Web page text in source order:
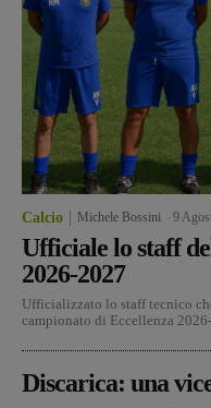
Calcio Michele Bossini 9
Ufficiale lo staff
2026-2027
Ufficializzato lo staff tecnico
campionato di Eccellenza
Discarica: una